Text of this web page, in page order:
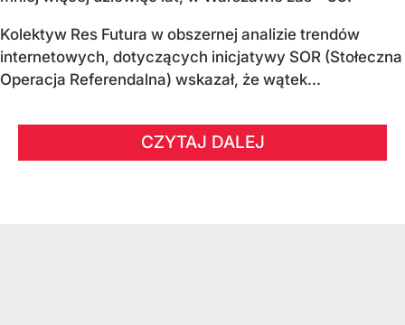
Kolektyw Res Futura w obszernej analizie trendów
internetowych, dotyczących inicjatywy SOR (Stołeczna
Operacja Referendalna) wskazał, że wątek...
CZYTAJ DALEJ